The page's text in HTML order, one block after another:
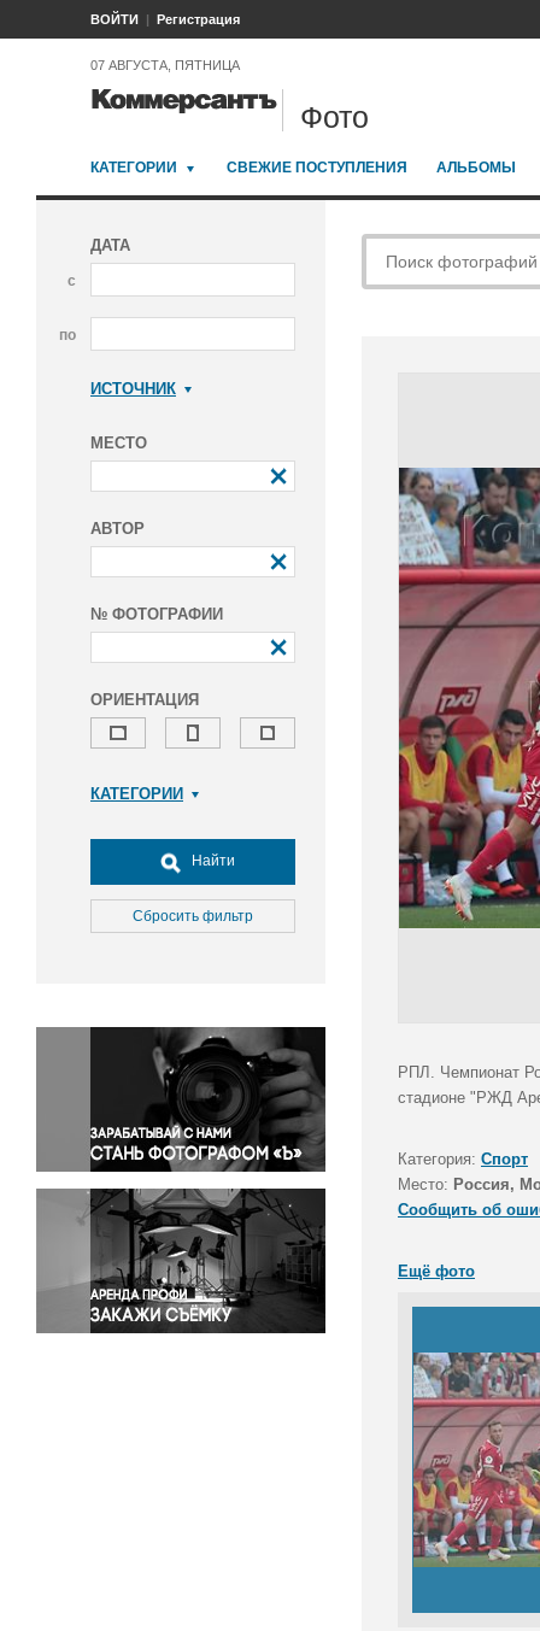
ВОЙТИ Регистрация
07 АВГУСТА, ПЯТНИЦА
Фото
КАТЕГОРИИ СВЕЖИЕ ПОСТУПЛЕНИЯ АЛЬБОМЫ
ДАТА
с
по
ИСТОЧНИК
МЕСТО
АВТОР
№ ФОТОГРАФИИ
ОРИЕНТАЦИЯ
КАТЕГОРИИ
Досуг, туризм и отдых
Культура
Медицина
Окружающая среда
Политика
Правосудие
Происшествия и конфликты
Религия
Светская жизнь
Спорт
Экология
Экономика и бизнес
Найти
Сбросить фильтр
РПЛ. Чемпионат
стадионе "РЖД
Категория: Спорт
Место: Россия,
Сообщить об
Ещё фото